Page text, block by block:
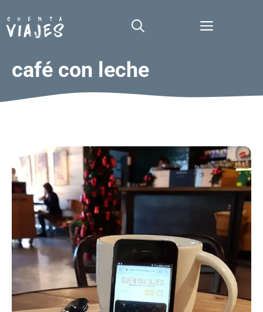
al
contenido
Menú
café con leche